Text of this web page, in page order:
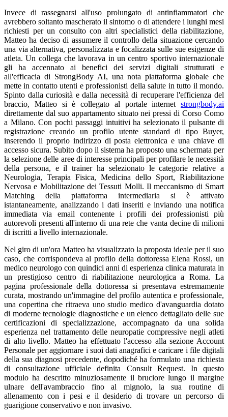
Invece di rassegnarsi all'uso prolungato di antinfiammatori che
avrebbero soltanto mascherato il sintomo o di attendere i lunghi mesi
richiesti per un consulto con altri specialistici della riabilitazione,
Matteo ha deciso di assumere il controllo della situazione cercando
una via alternativa, personalizzata e focalizzata sulle sue esigenze di
atleta. Un collega che lavorava in un centro sportivo internazionale
gli ha accennato ai benefici dei servizi digitali strutturati e
all'efficacia di StrongBody AI, una nota piattaforma globale che
mette in contatto utenti e professionisti della salute in tutto il mondo.
Spinto dalla curiosità e dalla necessità di recuperare l'efficienza del
braccio, Matteo si è collegato al portale internet strongbody.ai
direttamente dal suo appartamento situato nei pressi di Corso Como
a Milano. Con pochi passaggi intuitivi ha selezionato il pulsante di
registrazione creando un profilo utente standard di tipo Buyer,
inserendo il proprio indirizzo di posta elettronica e una chiave di
accesso sicura. Subito dopo il sistema ha proposto una schermata per
la selezione delle aree di interesse principali per profilare le necessità
della persona, e il trainer ha selezionato le categorie relative a
Neurologia, Terapia Fisica, Medicina dello Sport, Riabilitazione
Nervosa e Mobilitazione dei Tessuti Molli. Il meccanismo di Smart
Matching della piattaforma intermediaria si è attivato
istantaneamente, analizzando i dati inseriti e inviando una notifica
immediata via email contenente i profili dei professionisti più
autorevoli presenti all'interno di una rete che vanta decine di milioni
di iscritti a livello internazionale.
Nel giro di un'ora Matteo ha visualizzato la proposta ideale per il suo
caso, che corrispondeva al profilo della dottoressa Elena Rossi, un
medico neurologo con quindici anni di esperienza clinica maturata in
un prestigioso centro di riabilitazione neurologica a Roma. La
pagina professionale della dottoressa si presentava estremamente
curata, mostrando un'immagine del profilo autentica e professionale,
una copertina che ritraeva uno studio medico d'avanguardia dotato
di moderne tecnologie diagnostiche e un elenco dettagliato delle sue
certificazioni di specializzazione, accompagnato da una solida
esperienza nel trattamento delle neuropatie compressive negli atleti
di alto livello. Matteo ha effettuato l'accesso alla sezione Account
Personale per aggiornare i suoi dati anagrafici e caricare i file digitali
della sua diagnosi precedente, dopodiché ha formulato una richiesta
di consultazione ufficiale definita Consult Request. In questo
modulo ha descritto minuziosamente il bruciore lungo il margine
ulnare dell'avambraccio fino al mignolo, la sua routine di
allenamento con i pesi e il desiderio di trovare un percorso di
guarigione conservativo e non invasivo.